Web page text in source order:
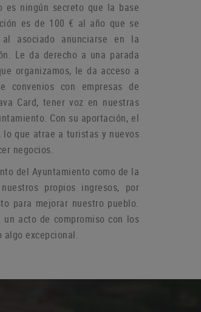
es ningún secreto que la base
es de 100 € al año que se
asociado anunciarse en la
Le da derecho a una parada
organizamos, le da acceso a
convenios con empresas de
Card, tener voz en nuestras
Con su aportación, el
que atrae a turistas y nuevos
negocios.
del Ayuntamiento como de la
propios ingresos, por
para mejorar nuestro pueblo.
acto de compromiso con los
algo excepcional.